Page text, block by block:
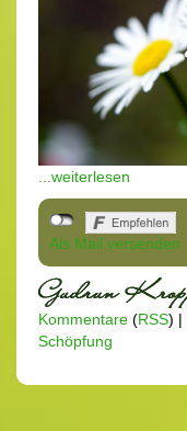
...weiterlesen
Als Mail versenden
Kommentare (RSS) |
Schöpfung